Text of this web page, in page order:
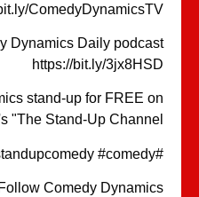
bit.ly/
Dynamics Daily
https://bit.ly/
stand-up for FREE
"The Stand-Up
Follow Comedy